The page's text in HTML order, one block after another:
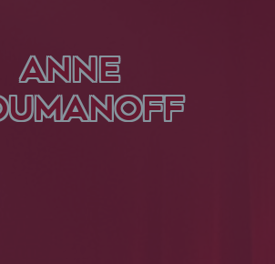
ANNE